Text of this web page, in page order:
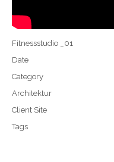
Fitnessstudio _01
Date
Category
Architektur
Client Site
Tags